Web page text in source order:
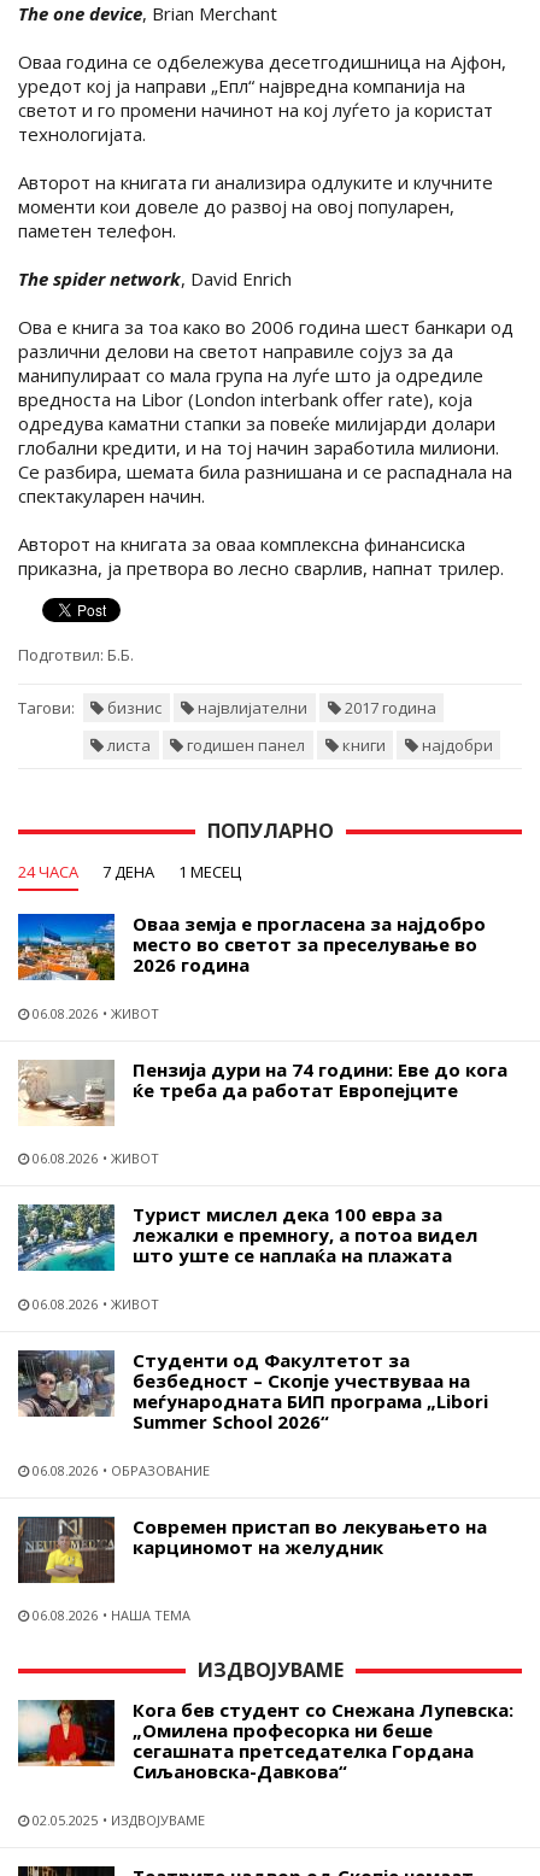
The one device, Brian Merchant
Оваа година се одбележува десетгодишница на Ајфон,
уредот кој ја направи „Епл“ највредна компанија на
светот и го промени начинот на кој луѓето ја користат
технологијата.
Авторот на книгата ги анализира одлуките и клучните
моменти кои довеле до развој на овој популарен,
паметен телефон.
The spider network, David Enrich
Ова е книга за тоа како во 2006 година шест банкари од
различни делови на светот направиле сојуз за да
манипулираат со мала група на луѓе што ја одредиле
вредноста на Libor (London interbank offer rate), која
одредува каматни стапки за повеќе милијарди долари
глобални кредити, и на тој начин заработила милиони.
Се разбира, шемата била разнишана и се распаднала на
спектакуларен начин.
Авторот на книгата за оваа комплексна финансиска
приказна, ја претвора во лесно сварлив, напнат трилер.
Подготвил: Б.Б.
Тагови: бизнис највлијателни
2017 година
листа
годишен панел книги најдобри
ПОПУЛАРНО
24 ЧАСА 7 ДЕНА 1 МЕСЕЦ
Оваа земја е прогласена за најдобро
место во светот за преселување во
2026 година
06.08.2026 ЖИВОТ
Пензија дури на 74 години: Еве до кога
ќе треба да работат Европејците
06.08.2026 ЖИВОТ
Турист мислел дека 100 евра за
лежалки е премногу, а потоа видел
што уште се наплаќа на плажата
06.08.2026 ЖИВОТ
Студенти од Факултетот за
безбедност – Скопје учествуваа на
меѓународната БИП програма „Libori
Summer School 2026“
06.08.2026 ОБРАЗОВАНИЕ
Современ пристап во лекувањето на
карциномот на желудник
06.08.2026 НАША ТЕМА
ИЗДВОЈУВАМЕ
Кога бев студент со Снежана Лупевска:
„Омилена професорка ни беше
сегашната претседателка Гордана
Сиљановска-Давкова“
02.05.2025 ИЗДВОЈУВАМЕ